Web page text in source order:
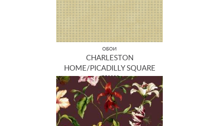
ОБОИ
CHARLESTON
HOME/PICADILLY SQUARE
JB52000